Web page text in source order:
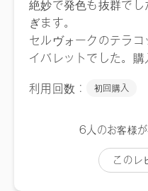
12 ライブリーテラコッタ（
12 ライブリーテラコッタ（
EX14 フロントロウ：
取り扱い店舗 及び WEB
[予約販売]2025/1/22～ [一
舗にお問い合わせください